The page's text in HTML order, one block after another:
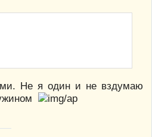
Не я один и не вздумаю